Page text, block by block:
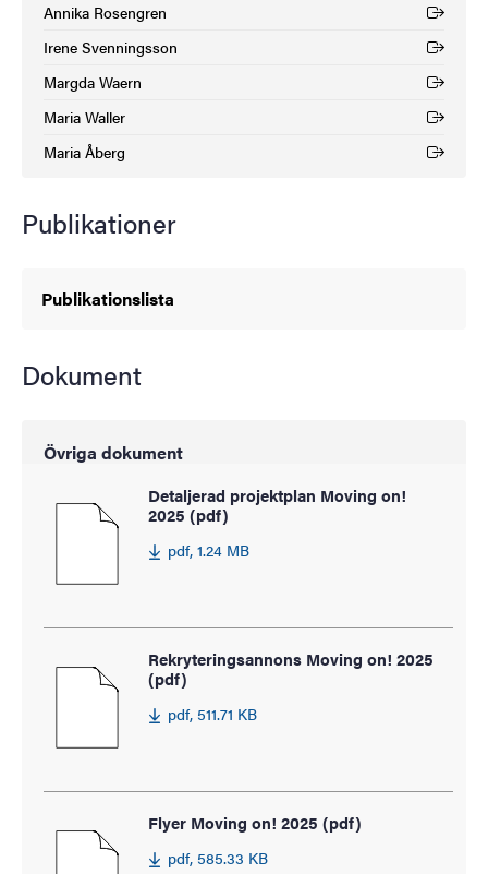
Annika Rosengren
(Extern länk)
Irene Svenningsson
(Extern länk)
Margda Waern
(Extern länk)
Maria Waller
(Extern länk)
Maria Åberg
(Extern länk)
Publikationer
Publikationslista
Dokument
Övriga dokument
Detaljerad projektplan Moving on!
2025 (pdf)
pdf, 1.24 MB
Rekryteringsannons Moving on! 2025
(pdf)
pdf, 511.71 KB
Flyer Moving on! 2025 (pdf)
pdf, 585.33 KB